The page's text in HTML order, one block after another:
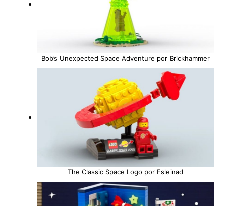
Bob’s Unexpected Space Adventure por Brickhammer
The Classic Space Logo por Fsleinad